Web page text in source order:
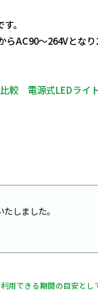
。
らAC90～264Vとなり
比較 電源式LEDライト
しました。
用できる期間の目安とし